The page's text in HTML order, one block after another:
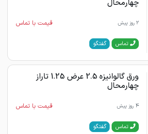
چهارمحال
2 روز پیش قیمت با تماس
تماس گفتگو
ورق گالوانیزه 2.5 عرض 1.25 تاراز
چهارمحال
4 روز پیش قیمت با تماس
تماس گفتگو